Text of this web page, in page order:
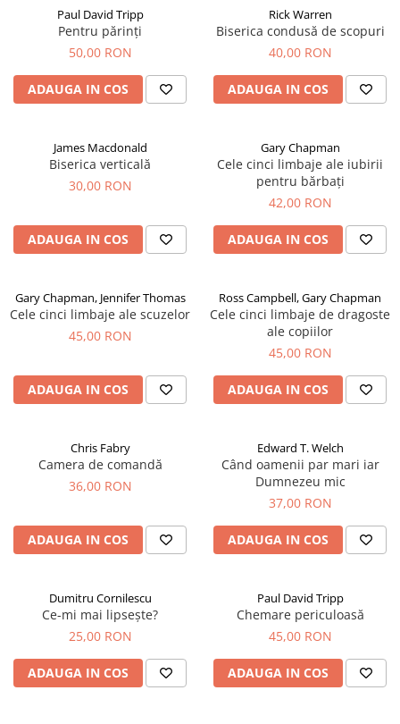
Paul David Tripp
Pentru părinți
50,00 RON
ADAUGA IN COS
Rick Warren
Biserica condusă de scopuri
40,00 RON
ADAUGA IN COS
James Macdonald
Biserica verticală
30,00 RON
ADAUGA IN COS
Gary Chapman
Cele cinci limbaje ale iubirii
pentru bărbați
42,00 RON
ADAUGA IN COS
Gary Chapman, Jennifer Thomas
Cele cinci limbaje ale scuzelor
45,00 RON
ADAUGA IN COS
Ross Campbell, Gary Chapman
Cele cinci limbaje de dragoste
ale copiilor
45,00 RON
ADAUGA IN COS
Chris Fabry
Camera de comandă
36,00 RON
ADAUGA IN COS
Edward T. Welch
Când oamenii par mari iar
Dumnezeu mic
37,00 RON
ADAUGA IN COS
Dumitru Cornilescu
Ce-mi mai lipsește?
25,00 RON
ADAUGA IN COS
Paul David Tripp
Chemare periculoasă
45,00 RON
ADAUGA IN COS